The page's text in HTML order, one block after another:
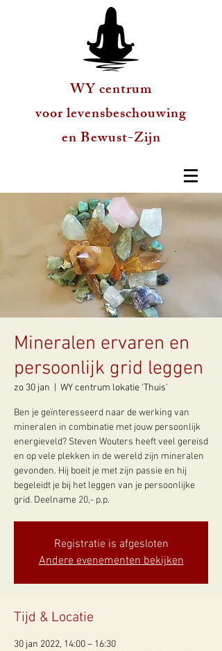
WY centrum
voor levensbeschouwing
en Bewust-Zijn
Mineralen ervaren en
persoonlijk grid leggen
zo 30 jan WY centrum lokatie 'Thuis'
Ben je geïnteresseerd naar de werking van
mineralen in combinatie met jouw persoonlijk
energieveld? Steven Wouters heeft veel gereisd
en op vele plekken in de wereld zijn mineralen
gevonden. Hij boeit je met zijn passie en hij
begeleidt je bij het leggen van je persoonlijke
grid. Deelname 20,- p.p.
Registratie is afgesloten
Andere evenementen bekijken
Tijd & Locatie
30 jan 2022, 14:00 – 16:30